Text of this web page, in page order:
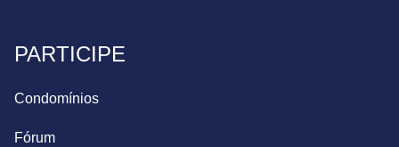
PARTICIPE
Condomínios
Fórum